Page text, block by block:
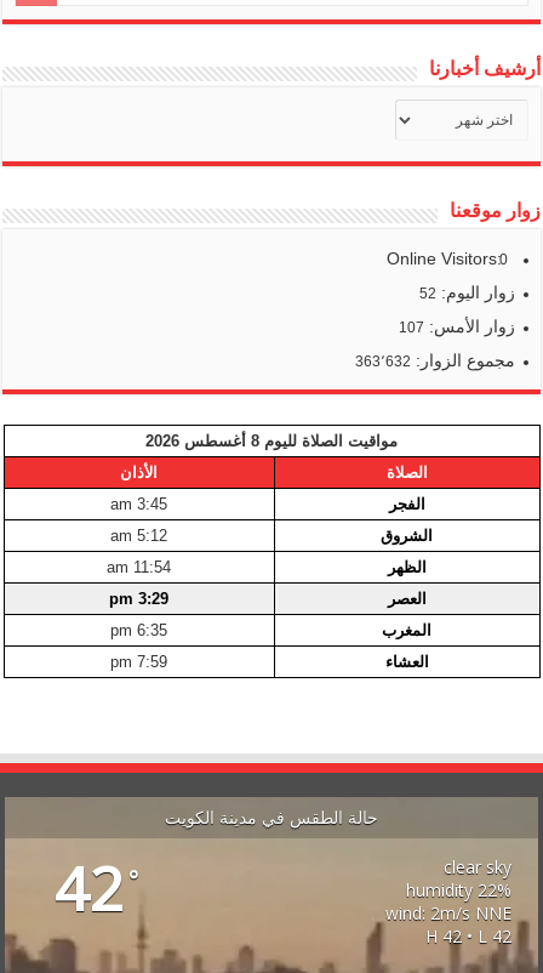
أرشيف أخبارنا
أخبارنا
زوار موقعنا
Online Visitors:
0
زوار اليوم: 52
زوار الأمس: 107
مجموع الزوار: 363٬632
مواقيت الصلاة لليوم 8 أغسطس 2026
الصلاة
الأذان
الفجر
3:45 am
الشروق
5:12 am
الظهر
11:54 am
العصر
3:29 pm
المغرب
6:35 pm
العشاء
7:59 pm
حالة الطقس في مدينة الكويت
42°
clear sky
22% humidity
wind: 2m/s NNE
H 42 • L 42